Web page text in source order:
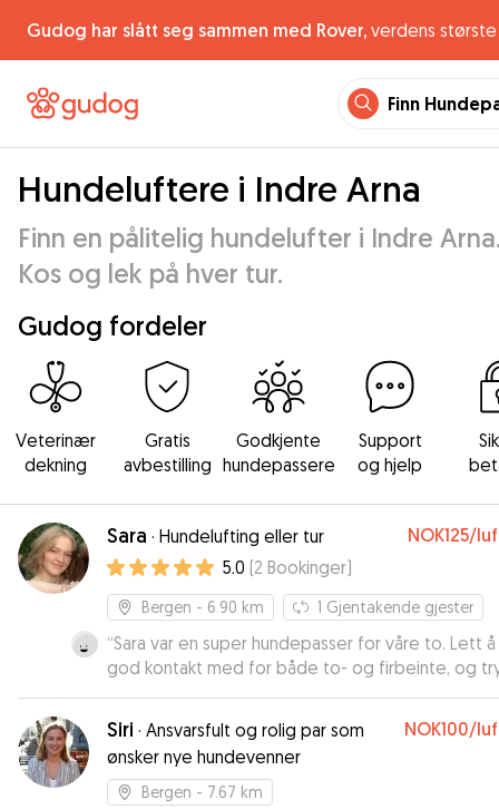
Gudog har slått seg sammen med Rover, verdens
Finn
Hundeluftere i Indre Arna
Finn en pålitelig hundelufter i Indre Arna.
Kos og lek på hver tur.
Gudog fordeler
Veterinær
dekning
Gratis
avbestilling
Godkjente
hundepassere
Support
og hjelp
Sara · Hundelufting eller tur NOK125/
5.0 (2 Bookinger)
Bergen - 6.90 km 1 Gjentakende gjester
“Sara var en super hundepasser for våre to. Lett å
god kontakt med for både to- og firbeinte, og
overlate både hus og hunder til. Hun gikk lange
og ga både lek og hygge. Sara kommuniserte og
informerte også godt. Vi kan varmt anbefale
håper hun kan passe hundene våre neste gang vi
ut å reise 🙂
Siri · Ansvarsfult og rolig par som
ønsker nye hundevenner
NOK100/
Bergen - 7.67 km